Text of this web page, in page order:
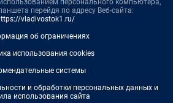
персонального компьютера,
перейдя по адресу Веб-сайта:
vladivostok1.ru/
об ограничениях
использования cookies
системы
и обработки персональных данных и
использования сайта